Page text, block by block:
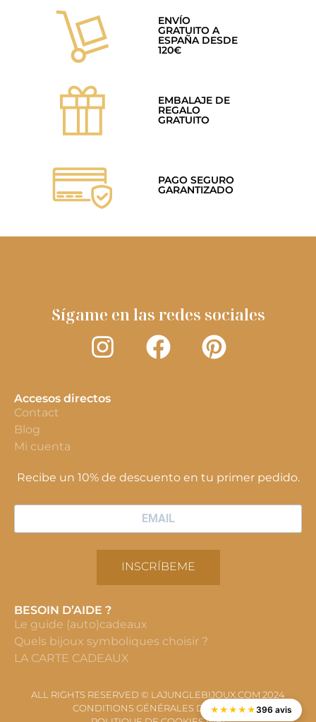
ENVÍO
GRATUITO A
ESPAÑA DESDE
120€
EMBALAJE DE
REGALO
GRATUITO
PAGO SEGURO
GARANTIZADO
Sígame en las redes sociales
Accesos directos
Contact
Blog
Mi cuenta
Recibe un 10% de descuento en tu primer pedido.
INSCRÍBEME
BESOIN D’AIDE ?
Le guide (auto)cadeaux
Quels bijoux symboliques choisir ?
LA CARTE CADEAUX
ALL RIGHTS RESERVED © LAJUNGLEBIJOUX.COM 2024
CONDITIONS GÉNÉRALES DE VENTE
★ ★ ★ ★ ★ 396 avis